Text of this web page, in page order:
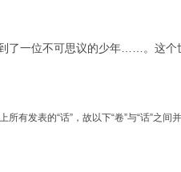
了一位不可思议的少年……。这
有发表的“话”，故以下“卷”与“话”之间